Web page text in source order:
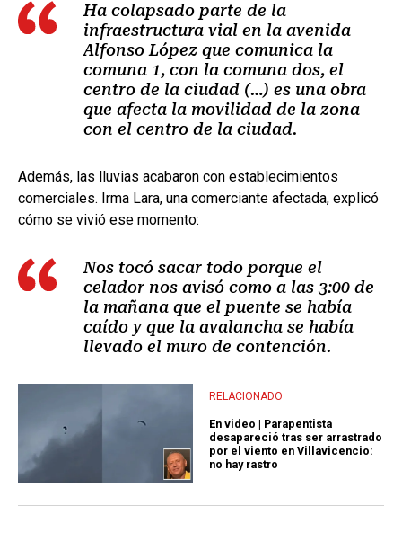
Ha colapsado parte de la
infraestructura vial en la avenida
Alfonso López que comunica la
comuna 1, con la comuna dos, el
centro de la ciudad (…) es una obra
que afecta la movilidad de la zona
con el centro de la ciudad.
Además, las lluvias acabaron con establecimientos
comerciales. Irma Lara, una comerciante afectada, explicó
cómo se vivió ese momento:
Nos tocó sacar todo porque el
celador nos avisó como a las 3:00 de
la mañana que el puente se había
caído y que la avalancha se había
llevado el muro de contención.
RELACIONADO
En video | Parapentista
desapareció tras ser arrastrado
por el viento en Villavicencio:
no hay rastro